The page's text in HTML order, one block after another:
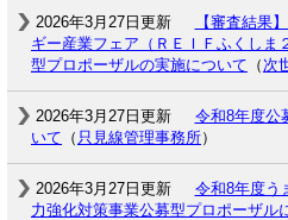
2026年3月27日更新
【審査結果
ギー産業フェア（ＲＥＩＦふくしま
型プロポーザルの実施について （次
2026年3月27日更新
令和8年度公
いて （ 只見線管理事務所）
2026年3月27日更新
令和8年度う
力強化対策事業公募型プロポーザル